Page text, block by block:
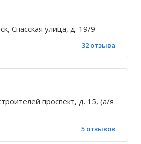
Спасская улица, д. 19/9
32 отзыва
проспект, д. 15, (а/я
5 отзывов